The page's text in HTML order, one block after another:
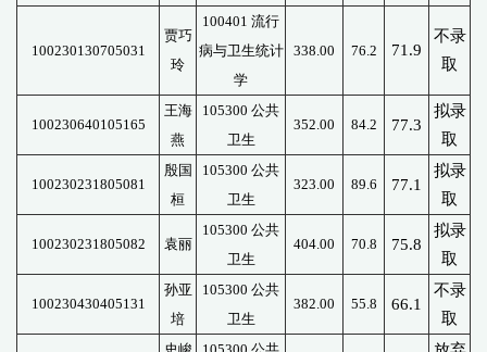
100230130705031
贾巧
玲
100401 流行
病与卫生统计
学
338.00 76.2 71.9
不录
取
100230640105165
王海
燕
105300 公共
卫生
352.00 84.2 77.3
拟录
取
100230231805081
殷国
桓
105300 公共
卫生
323.00 89.6 77.1
拟录
取
100230231805082 袁丽
105300 公共
卫生
404.00 70.8 75.8
拟录
取
100230430405131
孙亚
培
105300 公共
卫生
382.00 55.8 66.1
不录
取